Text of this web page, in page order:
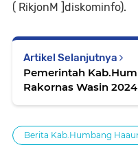
( RikjonM ]diskominfo).
Artikel Selanjutnya
Pemerintah
Rakornas Wasin 2024
Berita Kab.Humbang